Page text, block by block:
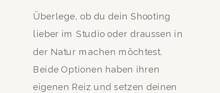
Überlege, ob du dein Shooting
lieber im Studio oder draussen in
der Natur machen möchtest.
Beide Optionen haben ihren
eigenen Reiz und setzen deinen